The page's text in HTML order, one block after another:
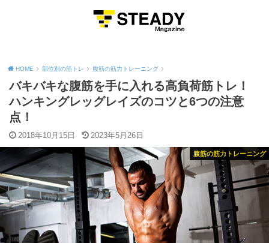
HOME 部位別の筋トレ 腹筋の筋力トレーニング
バキバキな腹筋を手に入れる高負荷筋トレ！
ハンキングレッグレイズのコツと6つの注意
点！
2018年10月15日 2023年5月26日
腹筋の筋力トレーニング